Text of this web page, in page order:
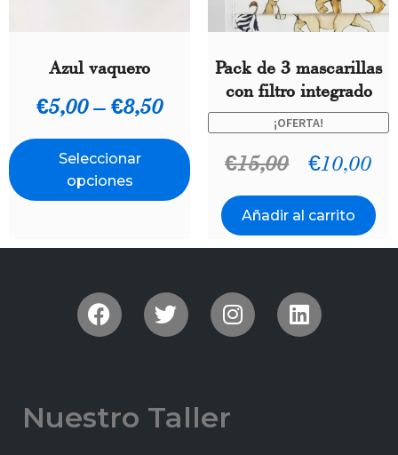
Azul vaquero
€5,00– €8,50
Seleccionar
opciones
Pack de 3 mascarillas
con filtro integrado
¡OFERTA!
€15,00 €10,00
Añadir al carrito
Nuestro Taller